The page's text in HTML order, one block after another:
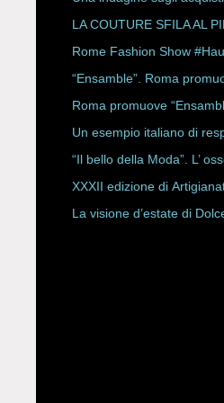
LA COUTURE SFILA AL
CON ALESSANDRO
ROBERTA ANGELILLI
Rome Fashion Show
“Ensamble”. Roma
Storici
Roma promuove
Un esempio italiano di
Rete Slow Fiber
“Il bello della Moda”. L’
XXXII edizione di
La visione d’estate di